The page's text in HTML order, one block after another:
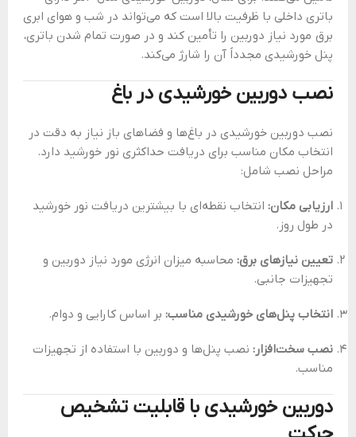
باتری داخلی با ظرفیت بالا است که می‌تواند در شب و هوای ابری
برق مورد نیاز دوربین را تأمین کند و در صورت تمام شدن باتری،
پنل خورشیدی مجدداً آن را شارژ می‌کند.
نصب دوربین خورشیدی در باغ
نصب دوربین خورشیدی در باغ‌ها و فضاهای باز نیاز به دقت در
انتخاب مکان مناسب برای دریافت حداکثری نور خورشید دارد.
مراحل نصب شامل:
ارزیابی مکان: انتخاب نقطه‌ای با بیشترین دریافت نور خورشید
در طول روز.
تعیین نیازهای برق: محاسبه میزان انرژی مورد نیاز دوربین و
تجهیزات جانبی.
انتخاب پنل‌های خورشیدی مناسب: بر اساس کارایی و دوام.
نصب سخت‌افزار: نصب پنل‌ها و دوربین با استفاده از تجهیزات
مناسب.
دوربین خورشیدی با قابلیت تشخیص